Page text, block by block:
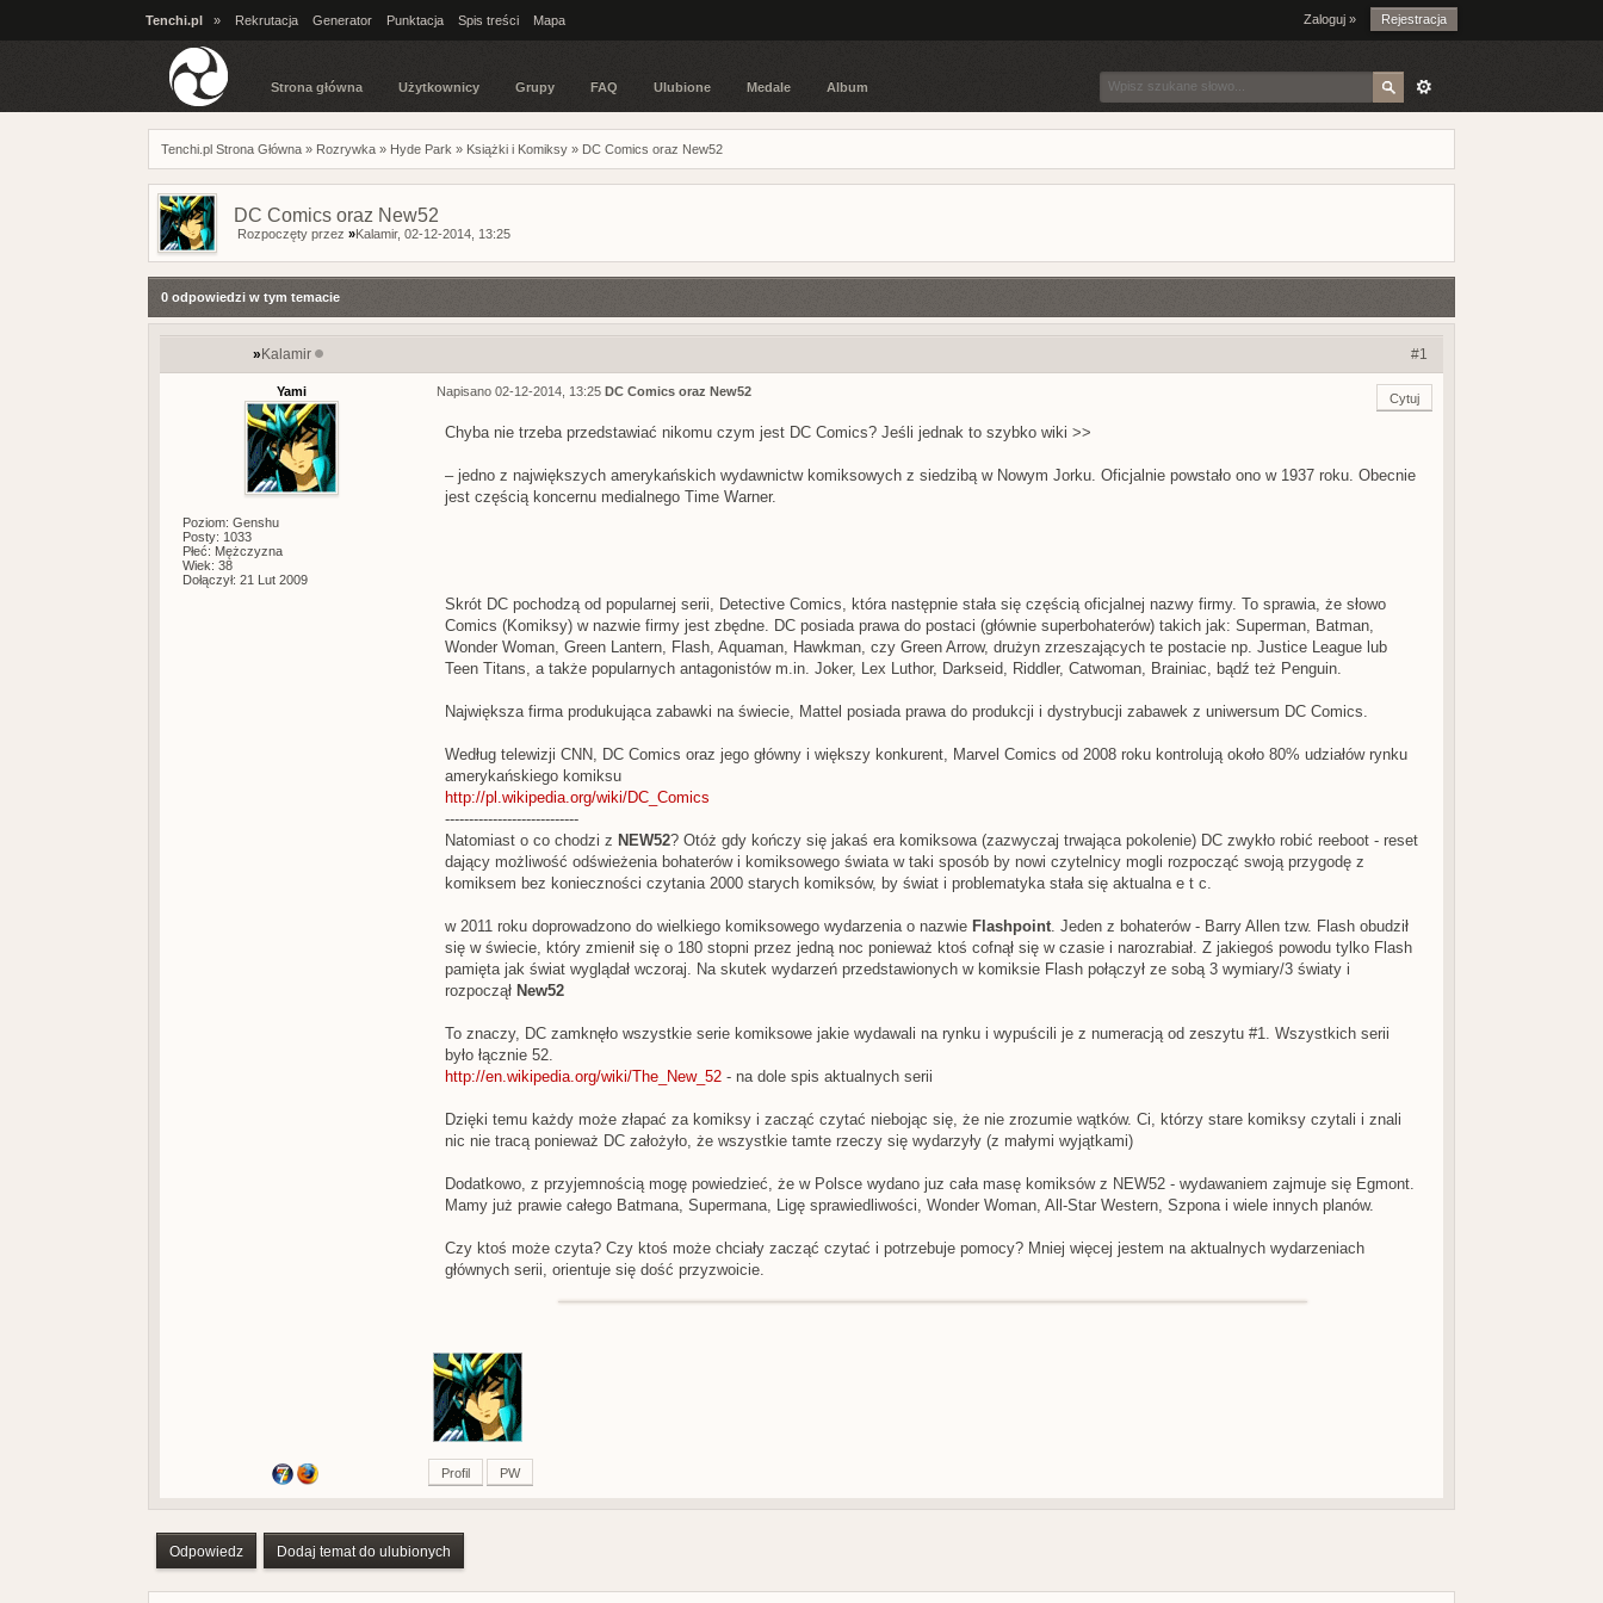
Tenchi.pl » Rekrutacja Generator Punktacja Spis treści Mapa Zaloguj » Rejestracja
Strona główna Użytkownicy Grupy FAQ Ulubione Medale Album
Tenchi.pl Strona Główna » Rozrywka » Hyde Park » Książki i Komiksy » DC Comics oraz New52
DC Comics oraz New52
Rozpoczęty przez »Kalamir, 02-12-2014, 13:25
0 odpowiedzi w tym temacie
» Kalamir #1
Yami
Poziom: Genshu
Posty: 1033
Płeć: Mężczyzna
Wiek: 38
Dołączył: 21 Lut 2009
Napisano 02-12-2014, 13:25 DC Comics oraz New52 Cytuj
Chyba nie trzeba przedstawiać nikomu czym jest DC Comics? Jeśli jednak to szybko wiki >>
– jedno z największych amerykańskich wydawnictw komiksowych z siedzibą w Nowym Jorku. Oficjalnie powstało ono w 1937 roku. Obecnie
jest częścią koncernu medialnego Time Warner.
Skrót DC pochodzą od popularnej serii, Detective Comics, która następnie stała się częścią oficjalnej nazwy firmy. To sprawia, że słowo
Comics (Komiksy) w nazwie firmy jest zbędne. DC posiada prawa do postaci (głównie superbohaterów) takich jak: Superman, Batman,
Wonder Woman, Green Lantern, Flash, Aquaman, Hawkman, czy Green Arrow, drużyn zrzeszających te postacie np. Justice League lub
Teen Titans, a także popularnych antagonistów m.in. Joker, Lex Luthor, Darkseid, Riddler, Catwoman, Brainiac, bądź też Penguin.
Największa firma produkująca zabawki na świecie, Mattel posiada prawa do produkcji i dystrybucji zabawek z uniwersum DC Comics.
Według telewizji CNN, DC Comics oraz jego główny i większy konkurent, Marvel Comics od 2008 roku kontrolują około 80% udziałów rynku
amerykańskiego komiksu
http://pl.wikipedia.org/wiki/DC_Comics
----------------------------
Natomiast o co chodzi z NEW52? Otóż gdy kończy się jakaś era komiksowa (zazwyczaj trwająca pokolenie) DC zwykło robić reeboot - reset
dający możliwość odświeżenia bohaterów i komiksowego świata w taki sposób by nowi czytelnicy mogli rozpocząć swoją przygodę z
komiksem bez konieczności czytania 2000 starych komiksów, by świat i problematyka stała się aktualna e t c.
w 2011 roku doprowadzono do wielkiego komiksowego wydarzenia o nazwie Flashpoint. Jeden z bohaterów - Barry Allen tzw. Flash obudził
się w świecie, który zmienił się o 180 stopni przez jedną noc ponieważ ktoś cofnął się w czasie i narozrabiał. Z jakiegoś powodu tylko Flash
pamięta jak świat wyglądał wczoraj. Na skutek wydarzeń przedstawionych w komiksie Flash połączył ze sobą 3 wymiary/3 światy i
rozpoczął New52
To znaczy, DC zamknęło wszystkie serie komiksowe jakie wydawali na rynku i wypuścili je z numeracją od zeszytu #1. Wszystkich serii
było łącznie 52.
http://en.wikipedia.org/wiki/The_New_52 - na dole spis aktualnych serii
Dzięki temu każdy może złapać za komiksy i zacząć czytać niebojąc się, że nie zrozumie wątków. Ci, którzy stare komiksy czytali i znali
nic nie tracą ponieważ DC założyło, że wszystkie tamte rzeczy się wydarzyły (z małymi wyjątkami)
Dodatkowo, z przyjemnością mogę powiedzieć, że w Polsce wydano juz cała masę komiksów z NEW52 - wydawaniem zajmuje się Egmont.
Mamy już prawie całego Batmana, Supermana, Ligę sprawiedliwości, Wonder Woman, All-Star Western, Szpona i wiele innych planów.
Czy ktoś może czyta? Czy ktoś może chciały zacząć czytać i potrzebuje pomocy? Mniej więcej jestem na aktualnych wydarzeniach
głównych serii, orientuje się dość przyzwoicie.
Profil PW
Odpowiedz Dodaj temat do ulubionych